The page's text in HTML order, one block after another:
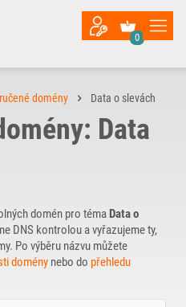
0
domény Data o slevách
Data
domén pro téma Data o
DNS kontrolou a vyřazujeme ty,
Po výběru názvu můžete
domény nebo do přehledu